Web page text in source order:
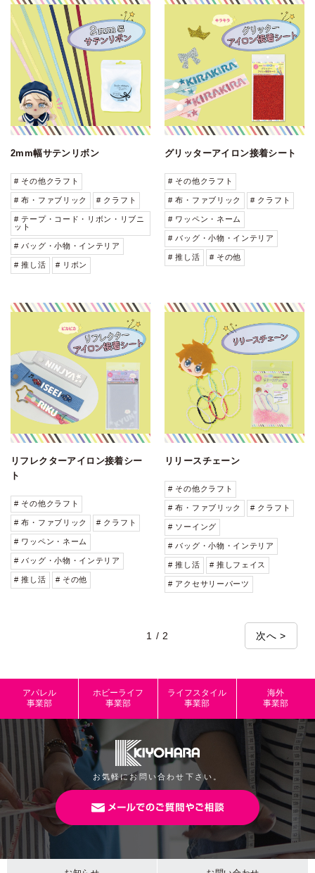
2mm幅サテンリボン
# その他クラフト
# 布・ファブリック # クラフト
# テープ・コード・リボン・リブニ
ット
# バッグ・小物・インテリア
# 推し活 # リボン
グリッターアイロン接着シート
# その他クラフト
# 布・ファブリック # クラフト
# ワッペン・ネーム
# バッグ・小物・インテリア
# 推し活 # その他
リフレクターアイロン接着シー
ト
# その他クラフト
# 布・ファブリック # クラフト
# ワッペン・ネーム
# バッグ・小物・インテリア
# 推し活 # その他
リリースチェーン
# その他クラフト
# 布・ファブリック # クラフト
# ソーイング
# バッグ・小物・インテリア
# 推し活 # 推しフェイス
# アクセサリーパーツ
1 / 2 次へ >
アパレル
事業部
ホビーライフ
事業部
ライフスタイル
事業部
海外
事業部
お気軽にお問い合わせ下さい。